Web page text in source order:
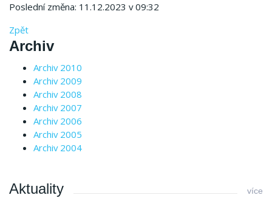
Poslední změna: 11.12.2023 v 09:32
Zpět
Archiv
Archiv 2010
Archiv 2009
Archiv 2008
Archiv 2007
Archiv 2006
Archiv 2005
Archiv 2004
Aktuality více